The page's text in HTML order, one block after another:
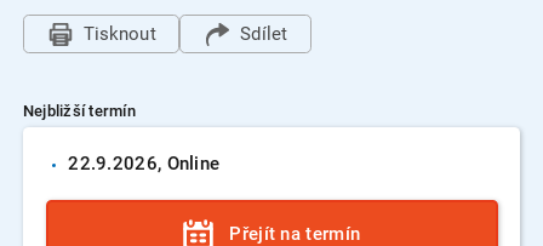
Tisknout Sdílet
Nejbližší termín
22.9.2026, Online
Přejít na termín